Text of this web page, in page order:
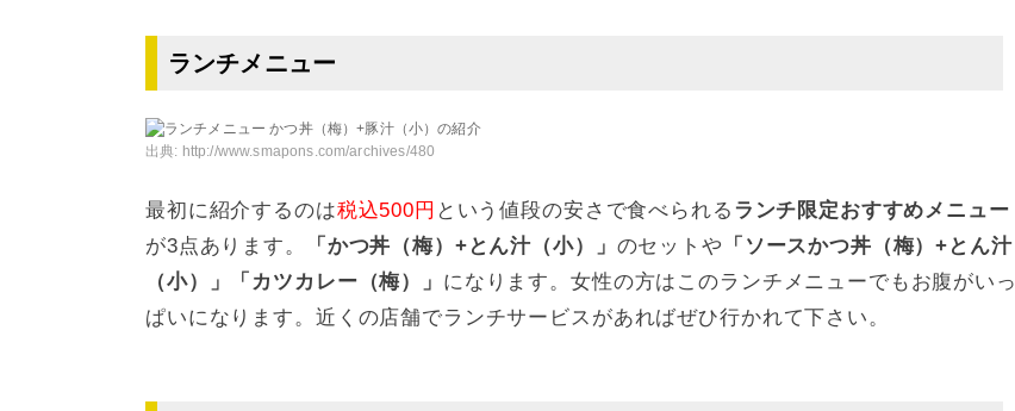
ランチメニュー
出典: http://www.smapons.com/archives/480
最初に紹介するのは税込500円 という値段の安さで食べられる ランチ限定おすすめメニュー
が3点あります。
「かつ丼（梅）+とん汁（小）」 のセットや 「ソースかつ丼（梅）+とん汁
（小）」「カツカレー（梅）」 になります。女性の方はこのランチメニューでもお腹がいっ
ぱいになります。近くの店舗でランチサービスがあればぜひ行かれて下さい。